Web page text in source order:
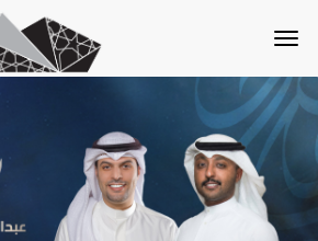
Toggle
navigation